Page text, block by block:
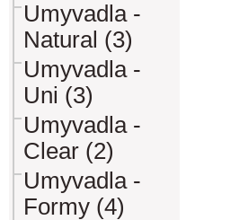
Umyvadla -
Natural (3)
Umyvadla -
Uni (3)
Umyvadla -
Clear (2)
Umyvadla -
Formy (4)